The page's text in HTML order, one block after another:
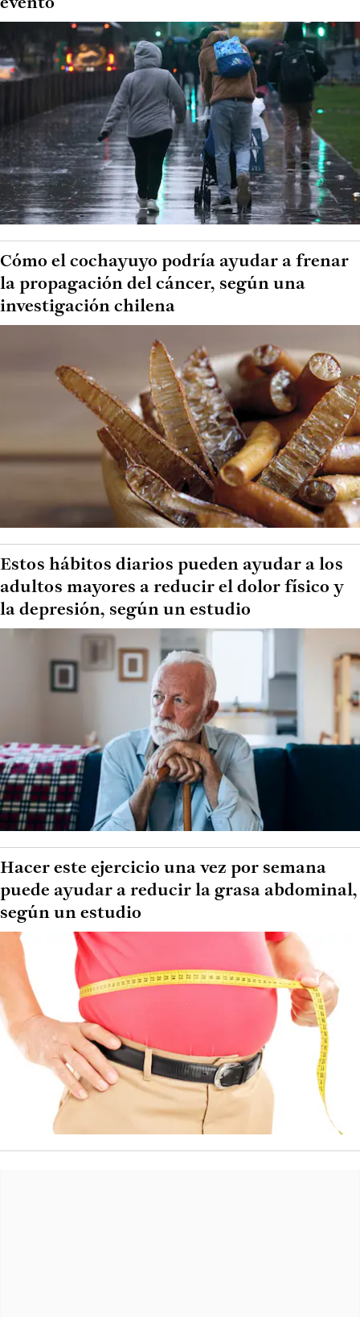
evento
Cómo el cochayuyo podría ayudar a frenar
la propagación del cáncer, según una
investigación chilena
Estos hábitos diarios pueden ayudar a los
adultos mayores a reducir el dolor físico y
la depresión, según un estudio
Hacer este ejercicio una vez por semana
puede ayudar a reducir la grasa abdominal,
según un estudio